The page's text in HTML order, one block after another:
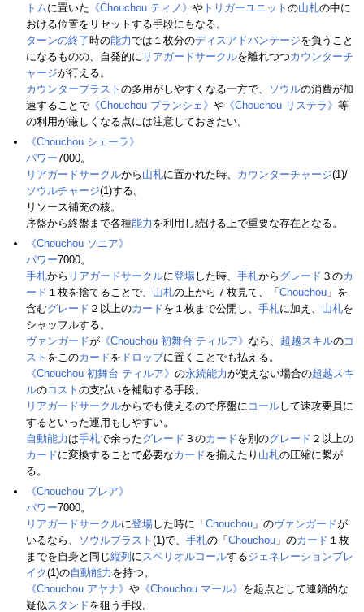
トムに置いた 《Chouchou ティノ》 や トリガーユニット の山札の中に
おける位置をリセットする手段にもなる。
ターンの終了時の能力では１枚分のディスアドバンテージを負うこと
になるものの、自発的に リアガードサークルを離れつつカウンターチ
ャージが行える。
カウンターブラスト の多用がしやすくなる一方で、 ソウルの消費が加
速することで 《Chouchou ブランシェ》 や 《Chouchou リステラ》 等
の利用が厳しくなる点には注意しておきたい。
《Chouchou シェーラ》
パワー7000。
リアガードサークルから 山札に置かれた時、 カウンターチャージ(1)/
ソウルチャージ(1)する。
リソース補充の核。
序盤から終盤まで各種能力 を利用し続ける上で重要な存在となる。
《Chouchou ソニア》
パワー7000。
手札から リアガードサークルに登場した時、 手札から グレード ３のカ
ード １枚を捨てることで、 山札の上から７枚見て、「 Chouchou 」を
含むグレード ２以上のカードを１枚まで公開し、 手札に加え、 山札を
シャッフルする。
ヴァンガードが 《Chouchou 初舞台 ティルア》 なら、 超越スキルのコ
スト をこのカードを ドロップに置くことでも払える。
《Chouchou 初舞台 ティルア》 の永続能力が使えない場合の超越スキ
ルのコスト の支払いを補助する手段。
リアガードサークルからでも使えるので序盤に コールして速攻要員に
するといった運用もしやすい。
自動能力 は手札で余ったグレード ３のカードを別のグレード ２以上の
カードに変換することで必要なカードを揃えたり 山札の圧縮に繫が
る。
《Chouchou プレア》
パワー7000。
リアガードサークルに登場した時に「 Chouchou 」のヴァンガードが
いるなら、
ソウルブラスト (1)で、 手札の「 Chouchou 」のカード １枚
までを自身と同じ縦列 に スペリオルコールするジェネレーションブレ
イク(1)の自動能力 を持つ。
《Chouchou アヤナ》 や 《Chouchou マール》 を起点として連鎖的な
疑似 スタンドを狙う手段。